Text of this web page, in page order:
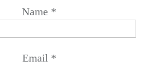
Name *
Email *